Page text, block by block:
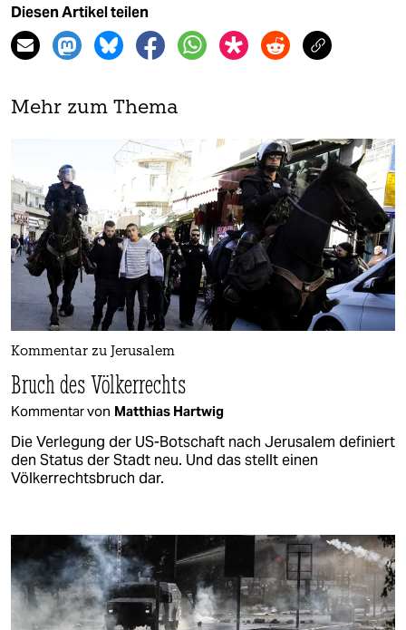
Diesen Artikel teilen
Mehr zum Thema
Kommentar zu Jerusalem
Bruch des Völkerrechts
Kommentar von Matthias Hartwig
Die Verlegung der US-Botschaft nach Jerusalem definiert
den Status der Stadt neu. Und das stellt einen
Völkerrechtsbruch dar.